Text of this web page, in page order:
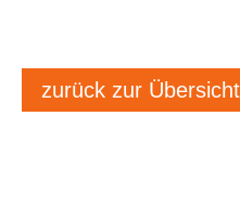
zurück zur Übersicht